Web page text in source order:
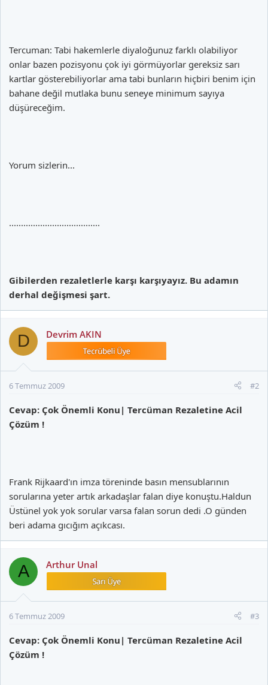
Tercuman: Tabi hakemlerle diyaloğunuz farklı olabiliyor
onlar bazen pozisyonu çok iyi görmüyorlar gereksiz sarı
kartlar gösterebiliyorlar ama tabi bunların hiçbiri benim için
bahane değil mutlaka bunu seneye minimum sayıya
düşüreceğim.
Yorum sizlerin...
......................................
Gibilerden rezaletlerle karşı karşıyayız. Bu adamın
derhal değişmesi şart.
D Devrim AKIN
6 Temmuz 2009 #2
Cevap: Çok Önemli Konu| Tercüman Rezaletine Acil
Çözüm !
Frank Rijkaard'ın imza töreninde basın mensublarının
sorularına yeter artık arkadaşlar falan diye konuştu.Haldun
Üstünel yok yok sorular varsa falan sorun dedi .O günden
beri adama gıcığım açıkcası.
A Arthur Unal
6 Temmuz 2009 #3
Cevap: Çok Önemli Konu| Tercüman Rezaletine Acil
Çözüm !